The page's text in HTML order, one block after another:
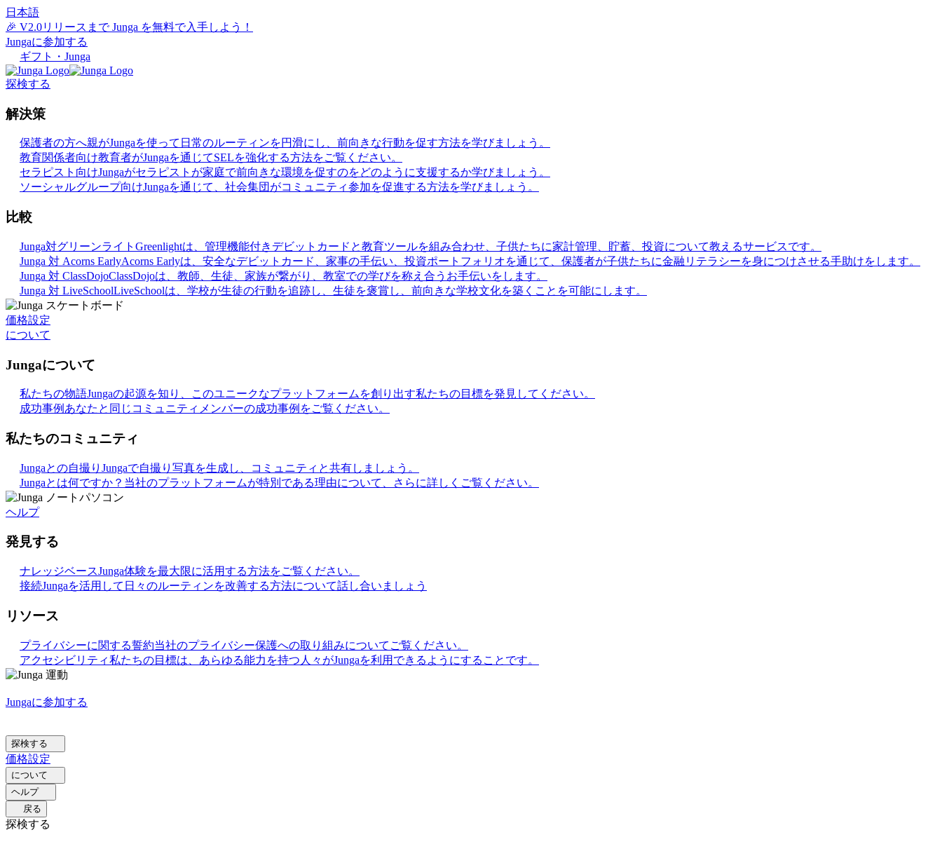
日本語
🎉 V2.0リリースまで Junga を無料で入手しよう！
Jungaに参加する
ギフト・Junga
探検する
解決策
保護者の方へ親がJungaを使って日常のルーティンを円滑にし、前向きな行動を促す方法を学びましょう。
教育関係者向け教育者がJungaを通じてSELを強化する方法をご覧ください。
セラピスト向けJungaがセラピストが家庭で前向きな環境を促すのをどのように支援するか学びましょう。
ソーシャルグループ向けJungaを通じて、社会集団がコミュニティ参加を促進する方法を学びましょう。
比較
Junga対グリーンライト Greenlightは、管理機能付きデビットカードと教育ツールを組み合わせ、子供たちに家計管理、貯蓄、投資について教えるサービスです。
Junga 対 Acorns EarlyAcorns Earlyは、安全なデビットカード、家事の手伝い、投資ポートフォリオを通じて、保護者が子供たちに金融リテラシーを身につけさせる手助けをします。
Junga 対 ClassDojoClassDojoは、教師、生徒、家族が繋がり、教室での学びを称え合うお手伝いをします。
Junga 対 LiveSchoolLiveSchoolは、学校が生徒の行動を追跡し、生徒を褒賞し、前向きな学校文化を築くことを可能にします。
価格設定
について
Jungaについて
私たちの物語Jungaの起源を知り、このユニークなプラットフォームを創り出す私たちの目標を発見してください。
成功事例 あなたと同じコミュニティメンバーの成功事例をご覧ください。
私たちのコミュニティ
Jungaとの自撮り Jungaで自撮り写真を生成し、コミュニティと共有しましょう。
Jungaとは何ですか？ 当社のプラットフォームが特別である理由について、さらに詳しくご覧ください。
ヘルプ
発見する
ナレッジベースJunga体験を最大限に活用する方法をご覧ください。
接続Jungaを活用して日々のルーティンを改善する方法について話し合いましょう
リソース
プライバシーに関する誓約当社のプライバシー保護への取り組みについてご覧ください。
アクセシビリティ私たちの目標は、あらゆる能力を持つ人々がJungaを利用できるようにすることです。
Jungaに参加する
探検する
価格設定
について
ヘルプ
戻る
探検する